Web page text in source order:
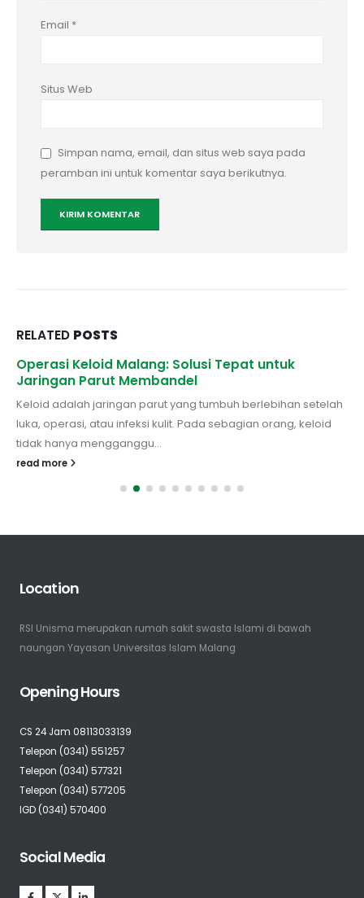
Email *
Situs Web
Simpan nama, email, dan situs web saya pada
peramban ini untuk komentar saya berikutnya.
RELATED POSTS
Operasi Keloid Malang: Solusi Tepat untuk
Jaringan Parut Membandel
Keloid adalah jaringan parut yang tumbuh berlebihan setelah
luka, operasi, atau infeksi kulit. Pada sebagian orang, keloid
tidak hanya mengganggu...
read more
Location
RSI Unisma merupakan rumah sakit swasta Islami di bawah
naungan Yayasan Universitas Islam Malang
Opening Hours
CS 24 Jam 08113033139
Telepon (0341) 551257
Telepon (0341) 577321
Telepon (0341) 577205
IGD (0341) 570400
Social Media